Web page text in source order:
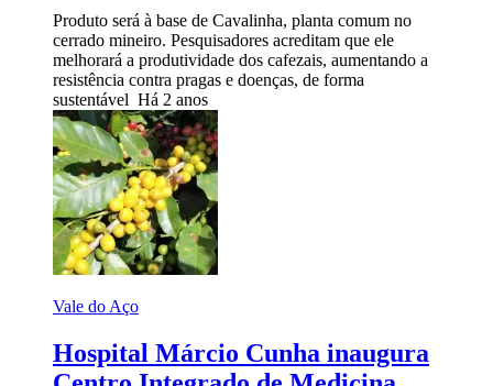
Produto será à base de Cavalinha, planta comum no
cerrado mineiro. Pesquisadores acreditam que ele
melhorará a produtividade dos cafezais, aumentando a
resistência contra pragas e doenças, de forma
sustentável Há 2 anos
Vale do Aço
Hospital Márcio Cunha inaugura